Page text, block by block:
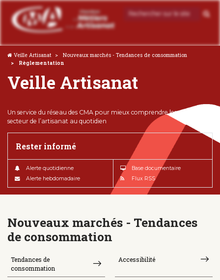
Veille Artisanat
Nouveaux marchés - Tendances de consommation
Règlementation
Veille Artisanat
Un service du réseau des CMA pour mieux comprendre les enjeux du
secteur de l’artisanat au quotidien
Rester informé
Alerte quotidienne
Alerte hebdomadaire
Base documentaire
Flux RSS
Nouveaux marchés - Tendances
de consommation
Tendances de
consommation
Accessibilité